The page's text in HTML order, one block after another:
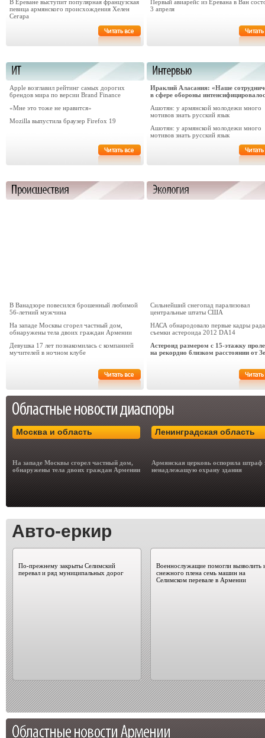
В Ереване выступит популярная французская
певица армянского происхождения Хелен
Сегара
Первый авиарейс из Еревана в Ван
3 апреля
Apple возглавил рейтинг самых дорогих
брендов мира по версии Brand Finance
«Мне это тоже не нравится»
Mozilla выпустила браузер Firefox 19
Ираклий Аласания: «Наше
в сфере обороны
Ашотян: у армянской молодежи много
мотивов знать русский язык
Ашотян: у армянской молодежи много
мотивов знать русский язык
В Ванадзоре повесился брошенный любимой
56-летний мужчина
На западе Москвы сгорел частный дом,
обнаружены тела двоих граждан Армении
Девушка 17 лет познакомилась с компанией
мучителей в ночном клубе
Сильнейший снегопад парализовал
центральные штаты США
НАСА обнародовало первые кадры
съемки астероида 2012 DA14
Астероид размером с 15-этажку
на рекордно близком расстоянии от
Москва и область
На западе Москвы сгорел частный дом,
обнаружены тела двоих граждан Армении
Ленинградская область
Армянская церковь оспорила штраф
ненадлежащую охрану здания
Авто-еркир
По-прежнему закрыты Селимский
перевал и ряд муниципальных дорог
Военнослужащие помогли вызволить
снежного плена семь машин на
Селимском перевале в Армении